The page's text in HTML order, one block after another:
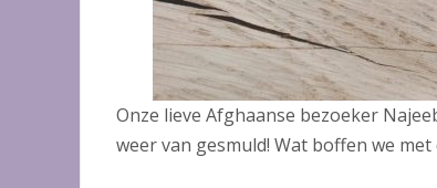
Onze lieve Afghaanse bezoeker
weer van gesmuld! Wat boffen we met